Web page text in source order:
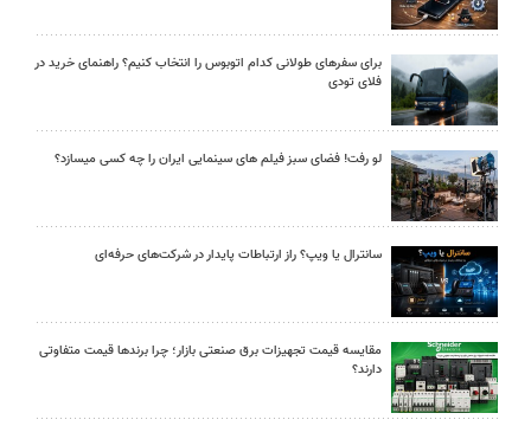
برای سفرهای طولانی کدام اتوبوس را انتخاب کنیم؟ راهنمای خرید در
فلای تودی
لو رفت! فضای سبز فیلم های سینمایی ایران را چه کسی میسازد؟
سانترال یا ویپ؟ راز ارتباطات پایدار در شرکت‌های حرفه‌ای
مقایسه قیمت تجهیزات برق صنعتی بازار؛ چرا برندها قیمت متفاوتی
دارند؟